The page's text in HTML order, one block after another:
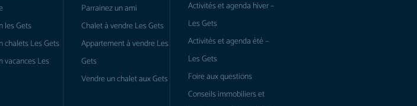
les Gets
chalets Les Gets
vacances Les
Parrainez un ami
Chalet à vendre Les Gets
Appartement à vendre Les
Gets
Vendre un chalet aux Gets
Activités et agenda hiver –
Les Gets
Activités et agenda été –
Les Gets
Foire aux questions
Conseils immobiliers et